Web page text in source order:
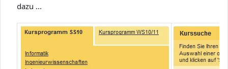
dazu ...